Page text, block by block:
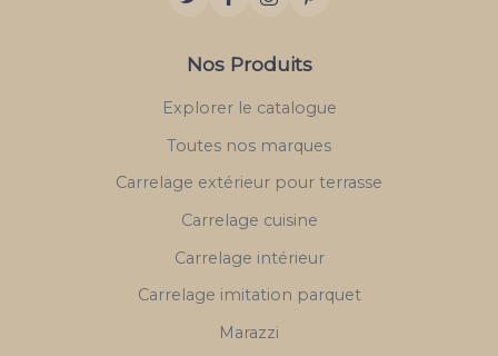
Nos Produits
Explorer le catalogue
Toutes nos marques
Carrelage extérieur pour terrasse
Carrelage cuisine
Carrelage intérieur
Carrelage imitation parquet
Marazzi